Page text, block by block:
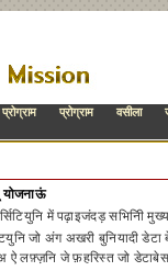
प्रोग्राम वसीला
योजनाऊं
में पढ़ाइजंदड़ सभिनिी
जो अंग अखरी बुनियादी
ऐ लफ़्ज़नि जे फ़हरिस्त जो